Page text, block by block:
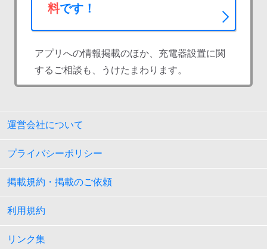
料です！
アプリへの情報掲載のほか、充電器設置に関
するご相談も、うけたまわります。
運営会社について
プライバシーポリシー
掲載規約・掲載のご依頼
利用規約
リンク集